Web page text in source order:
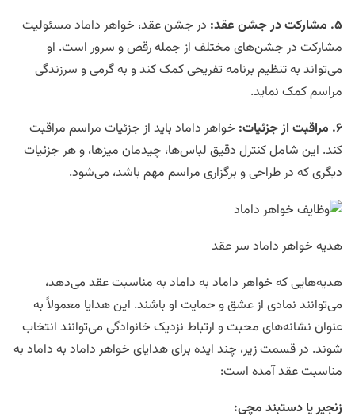
۵. مشارکت در جشن عقد: در جشن عقد، خواهر داماد مسئولیت
مشارکت در جشن‌های مختلف از جمله رقص و سرور است. او
می‌تواند به تنظیم برنامه تفریحی کمک کند و به گرمی و سرزندگی
مراسم کمک نماید.
۶. مراقبت از جزئیات: خواهر داماد باید از جزئیات مراسم مراقبت
کند. این شامل کنترل دقیق لباس‌ها، چیدمان میزها، و هر جزئیات
دیگری که در طراحی و برگزاری مراسم مهم باشد، می‌شود.
هدیه خواهر داماد سر عقد
هدیه‌هایی که خواهر داماد به داماد به مناسبت عقد می‌دهد،
می‌توانند نمادی از عشق و حمایت او باشند. این هدایا معمولاً به
عنوان نشانه‌های محبت و ارتباط نزدیک خانوادگی می‌توانند انتخاب
شوند. در قسمت زیر، چند ایده برای هدایای خواهر داماد به داماد به
مناسبت عقد آمده است:
زنجیر یا دستبند مچی: